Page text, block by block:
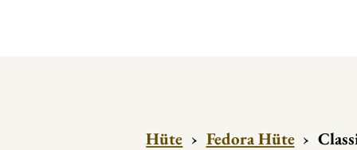
Hüte › Fedora Hüte ›